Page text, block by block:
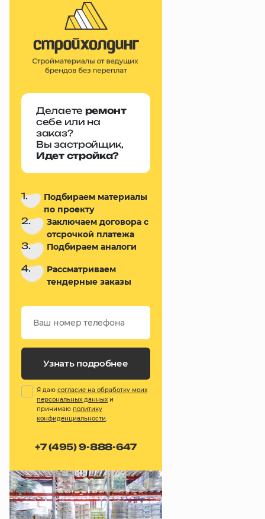
Делаете ремонт
себе или на
заказ?
Вы застройщик,
Идет стройка?
1.
Подбираем материалы
по проекту
2.
Заключаем договора с
отсрочкой платежа
3. Подбираем аналоги
4.
Рассматриваем
тендерные заказы
Узнать подробнее
Я даю согласие на обработку моих
персональных данных и
принимаю политику
конфиденциальности.
+7 (495) 9-888-647